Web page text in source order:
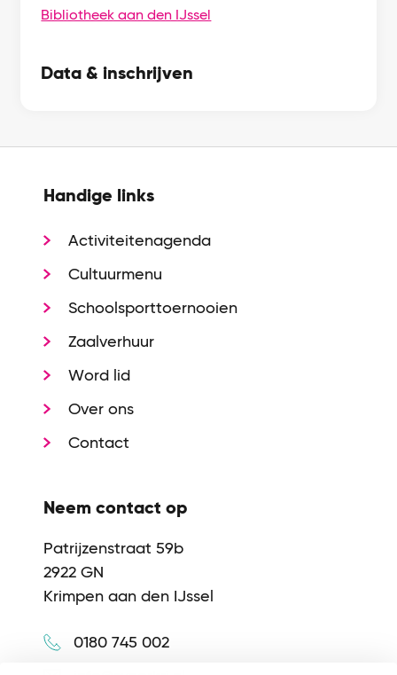
Bibliotheek aan den IJssel
Data & inschrijven
Handige links
Activiteitenagenda
Cultuurmenu
Schoolsporttoernooien
Zaalverhuur
Word lid
Over ons
Contact
Neem contact op
Patrijzenstraat 59b
2922 GN
Krimpen aan den IJssel
0180 745 002